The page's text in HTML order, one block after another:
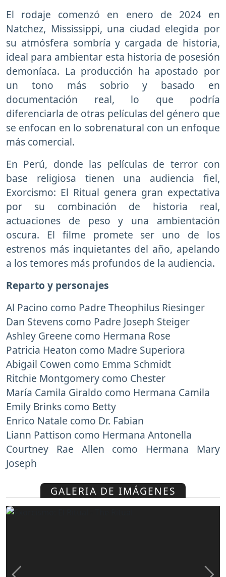
El rodaje comenzó en enero de 2024 en
Natchez, Mississippi, una ciudad elegida por
su atmósfera sombría y cargada de historia,
ideal para ambientar esta historia de posesión
demoníaca. La producción ha apostado por
un tono más sobrio y basado en
documentación real, lo que podría
diferenciarla de otras películas del género que
se enfocan en lo sobrenatural con un enfoque
más comercial.
En Perú, donde las películas de terror con
base religiosa tienen una audiencia fiel,
Exorcismo: El Ritual genera gran expectativa
por su combinación de historia real,
actuaciones de peso y una ambientación
oscura. El filme promete ser uno de los
estrenos más inquietantes del año, apelando
a los temores más profundos de la audiencia.
Reparto y personajes
Al Pacino como Padre Theophilus Riesinger
Dan Stevens como Padre Joseph Steiger
Ashley Greene como Hermana Rose
Patricia Heaton como Madre Superiora
Abigail Cowen como Emma Schmidt
Ritchie Montgomery como Chester
María Camila Giraldo como Hermana Camila
Emily Brinks como Betty
Enrico Natale como Dr. Fabian
Liann Pattison como Hermana Antonella
Courtney Rae Allen como Hermana Mary
Joseph
GALERIA DE IMÁGENES